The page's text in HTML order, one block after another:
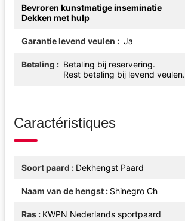
Bevroren kunstmatige inseminatie
Dekken met hulp
Garantie levend veulen Ja
Betaling
Betaling bij reservering.
Rest betaling bij levend veulen.
Caractéristiques
Soort paard Dekhengst Paard
Naam van de hengst Shinegro Ch
Ras KWPN Nederlands sportpaard